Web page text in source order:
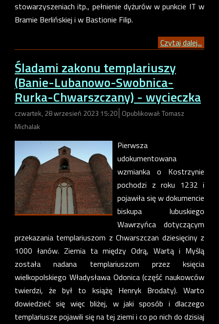
stowarzyszeniach itp., pełnienie dyżurów w punkcie IT w
Bramie Berlińskiej i w Bastionie Filip.
Czytaj dalej...
Śladami zakonu templariuszy
(Banie-Lubanowo-Swobnica-
Rurka-Chwarszczany) - wycieczka
czwartek, 28 wrzesień 2023 15:20 Opublikował: Tomasz
Michalak
Pierwsza
udokumentowana
wzmianka o Kostrzynie
pochodzi z roku 1232 i
pojawiła się w dokumencie
biskupa lubuskiego
Wawrzyńca dotyczącym
przekazania templariuszom z Chwarszczan dziesięciny z
1000 łanów. Ziemia ta między Odrą, Wartą i Myślą
została nadana templariuszom przez księcia
wielkopolskiego Władysława Odonica (część naukowców
twierdzi, że był to książę Henryk Brodaty). Warto
dowiedzieć się więc bliżej, w jaki sposób i dlaczego
templariusze pojawili się na tej ziemi i co po nich do dzisiaj